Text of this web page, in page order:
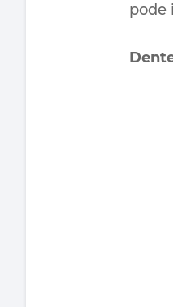
pode